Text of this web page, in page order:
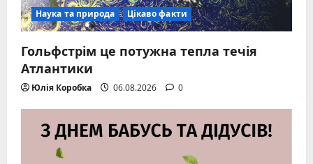
Наука та природа Цікаво факти
Гольфстрім це потужна тепла течія
Атлантики
Юлія Коробка 06.08.2026 0